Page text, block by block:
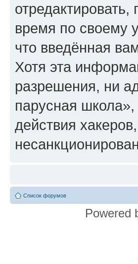
время по своему
что введённая
Хотя эта
разрешения, ни
парусная
действия
Список форумов
Powered